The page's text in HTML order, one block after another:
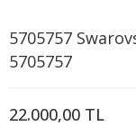
5705757
5705757
22.000,00 TL